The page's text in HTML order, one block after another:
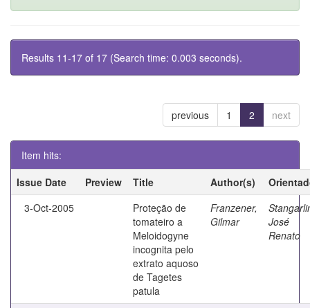
Results 11-17 of 17 (Search time: 0.003 seconds).
previous 1 2 next
Item hits:
Issue Date
Preview Title Author(s)
3-Oct-2005
Proteção de
tomateiro a
Meloidogyne
incognita pelo
extrato aquoso
de Tagetes
patula
Franzener,
Gilmar
José
Renato